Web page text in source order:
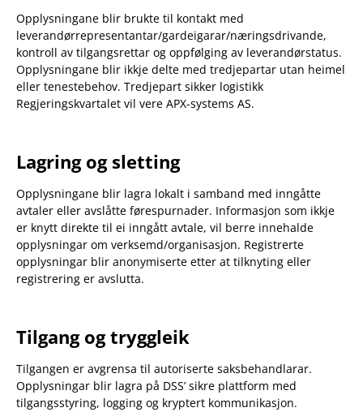
Opplysningane blir brukte til kontakt med
leverandørrepresentantar/gardeigarar/næringsdrivande,
kontroll av tilgangsrettar og oppfølging av leverandørstatus.
Opplysningane blir ikkje delte med tredjepartar utan heimel
eller tenestebehov. Tredjepart sikker logistikk
Regjeringskvartalet vil vere APX-systems AS.
Lagring og sletting
Opplysningane blir lagra lokalt i samband med inngåtte
avtaler eller avslåtte førespurnader. Informasjon som ikkje
er knytt direkte til ei inngått avtale, vil berre innehalde
opplysningar om verksemd/organisasjon. Registrerte
opplysningar blir anonymiserte etter at tilknyting eller
registrering er avslutta.
Tilgang og tryggleik
Tilgangen er avgrensa til autoriserte saksbehandlarar.
Opplysningar blir lagra på DSS’ sikre plattform med
tilgangsstyring, logging og kryptert kommunikasjon.